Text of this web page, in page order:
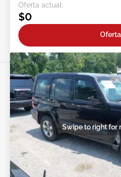
Oferta actual:
$0
Swipe to right for